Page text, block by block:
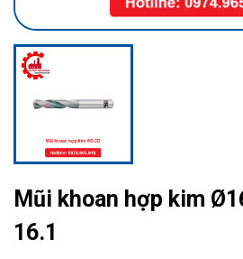
Mũi khoan hợp kim
16.1